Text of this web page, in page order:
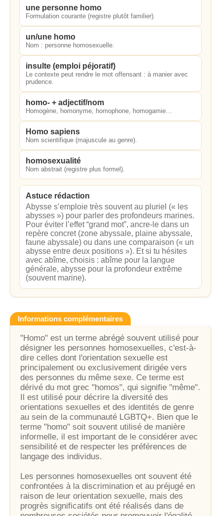
une personne homo
Formulation courante (registre plutôt familier).
un/une homo
Nom : personne homosexuelle.
insulte (emploi péjoratif)
Le contexte peut rendre le mot offensant : à manier avec
prudence.
homo- + adjectif/nom
Homogène, homonyme, homophone, homogamie…
Homo sapiens
Nom scientifique (majuscule au genre).
homosexualité
Nom abstrait (registre plus formel).
Astuce rédaction
Abysse s’emploie très souvent au pluriel (« les
abysses ») pour parler des profondeurs marines.
Pour éviter l’effet “grand mot”, ancre-le dans un
repère concret (zone abyssale, plaine abyssale,
faune abyssale) ou dans une comparaison (« un
abysse entre deux positions »). Et si tu hésites
avec abîme, choisis : abîme pour la langue
générale, abysse pour la profondeur extrême
(souvent marine).
Informations complémentaires
"Homo" est un terme abrégé souvent utilisé pour
désigner les personnes homosexuelles, c'est-à-
dire celles dont l'orientation sexuelle est
principalement ou exclusivement dirigée vers
des personnes du même sexe. Ce terme est
dérivé du mot grec "homos", qui signifie "même".
Il est utilisé pour décrire la diversité des
orientations sexuelles et des identités de genre
au sein de la communauté LGBTQ+. Bien que le
terme "homo" soit souvent utilisé de manière
informelle, il est important de le considérer avec
sensibilité et de respecter les préférences de
langage des individus.
Les personnes homosexuelles ont souvent été
confrontées à la discrimination et au préjugé en
raison de leur orientation sexuelle, mais des
progrès significatifs ont été réalisés dans de